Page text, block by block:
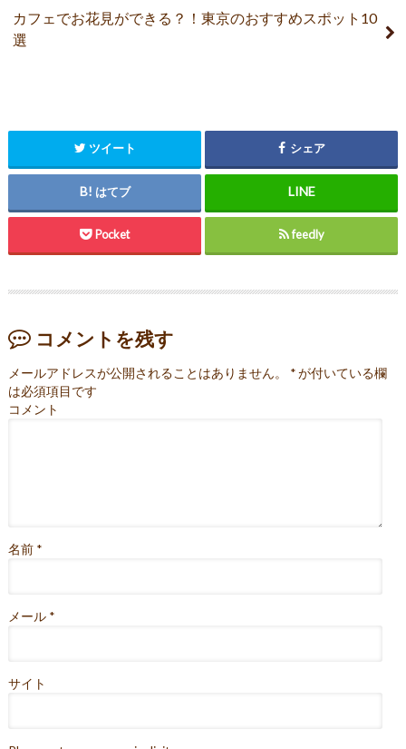
カフェでお花見ができる？！東京のおすすめスポット10
選
ツイート シェア
はてブ
Pocket feedly
コメントを残す
メールアドレスが公開されることはありません。 *が付いている欄
は必須項目です
コメント
名前 *
メール *
サイト